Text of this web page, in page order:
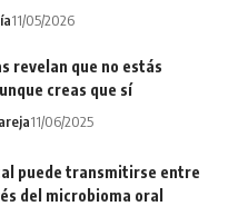
11/05/2026
revelan que no estás
creas que sí
11/06/2025
puede transmitirse entre
del microbioma oral